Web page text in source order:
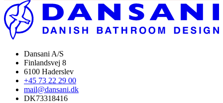
Dansani A/S
Finlandsvej 8
6100 Haderslev
+45 73 22 29 00
mail@dansani.dk
DK73318416